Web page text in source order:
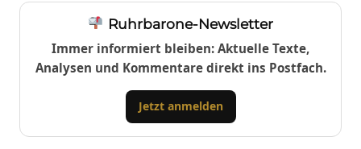
Ruhrbarone-Newsletter
Immer informiert bleiben: Aktuelle Texte,
Analysen und Kommentare direkt ins Postfach.
Jetzt anmelden